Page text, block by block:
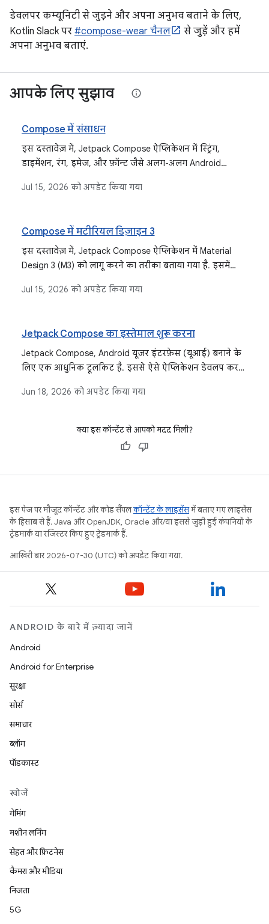
डेवलपर कम्यूनिटी से जुड़ने और अपना अनुभव बताने के लिए,
Kotlin Slack पर #compose-wear चैनल
से जुड़ें और हमें
अपना अनुभव बताएं.
आपके लिए सुझाव
Compose में संसाधन
इस दस्तावेज़ में, Jetpack Compose ऐप्लिकेशन में स्ट्रिंग,
डाइमेंशन, रंग, इमेज, और फ़ॉन्ट जैसे अलग-अलग Android
बताया गया है.
Jul 15, 2026 को अपडेट किया गया
Compose में मटीरियल डिज़ाइन 3
इस दस्तावेज़ में, Jetpack Compose ऐप्लिकेशन में Material
Design 3 (M3) को लागू करने का तरीका बताया गया है. इसमें
सुविधाएं शामिल हैं. जैसे, डाइनैमिक कलर और टोनल एलिवेशन.
Jul 15, 2026 को अपडेट किया गया
Jetpack Compose का इस्तेमाल शुरू करना
Jetpack Compose, Android यूज़र इंटरफ़ेस (यूआई) बनाने के
लिए एक आधुनिक टूलकिट है. इससे ऐसे ऐप्लिकेशन डेवलप करना
अडजस्ट हो जाते हैं.
Jun 18, 2026 को अपडेट किया गया
क्या इस कॉन्टेंट से आपको मदद मिली?
इस पेज पर मौजूद कॉन्टेंट और कोड सैंपलकॉन्टेंट के लाइसेंसमें बताए गए लाइसेंस
के हिसाब से हैं. Java और OpenJDK, Oracle और/या इससे जुड़ी हुई कंपनियों के
ट्रेडमार्क या रजिस्टर किए हुए ट्रेडमार्क हैं.
आखिरी बार 2026-07-30 (UTC) को अपडेट किया गया.
ANDROID के बारे में ज़्यादा जानें
Android
Android for Enterprise
सुरक्षा
सोर्स
समाचार
ब्लॉग
पॉडकास्ट
खोजें
गेमिंग
मशीन लर्निंग
सेहत और फ़िटनेस
कैमरा और मीडिया
निजता
5G